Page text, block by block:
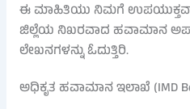
ಈ ಮಾಹಿತಿಯು ನಿಮಗೆ
ಜಿಲ್ಲೆಯ ನಿಖರವಾದ ಹವಾಮಾನ
ಲೇಖನಗಳನ್ನು ಓದುತ್ತಿರಿ.
ಅಧಿಕೃತ ಹವಾಮಾನ ಇಲಾಖೆ (IMD